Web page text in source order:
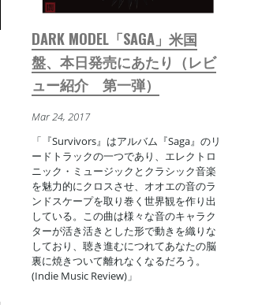
DARK MODEL「SAGA」米国
盤、本日発売にあたり（レビ
ュー紹介 第一弾）
Mar 24, 2017
「『Survivors』はアルバム『Saga』のリ
ードトラックの一つであり、エレクトロ
ニック・ミュージックとクラシック音楽
を魅力的にクロスさせ、オオエの音のラ
ンドスケープを取り巻く世界観を作り出
している。この曲は様々な音のキャラク
ターが活き活きとした形で動きを織りな
しており、聴き進むにつれてあなたの脳
裏に焼きついて離れなくなるだろう。
(Indie Music Review)」